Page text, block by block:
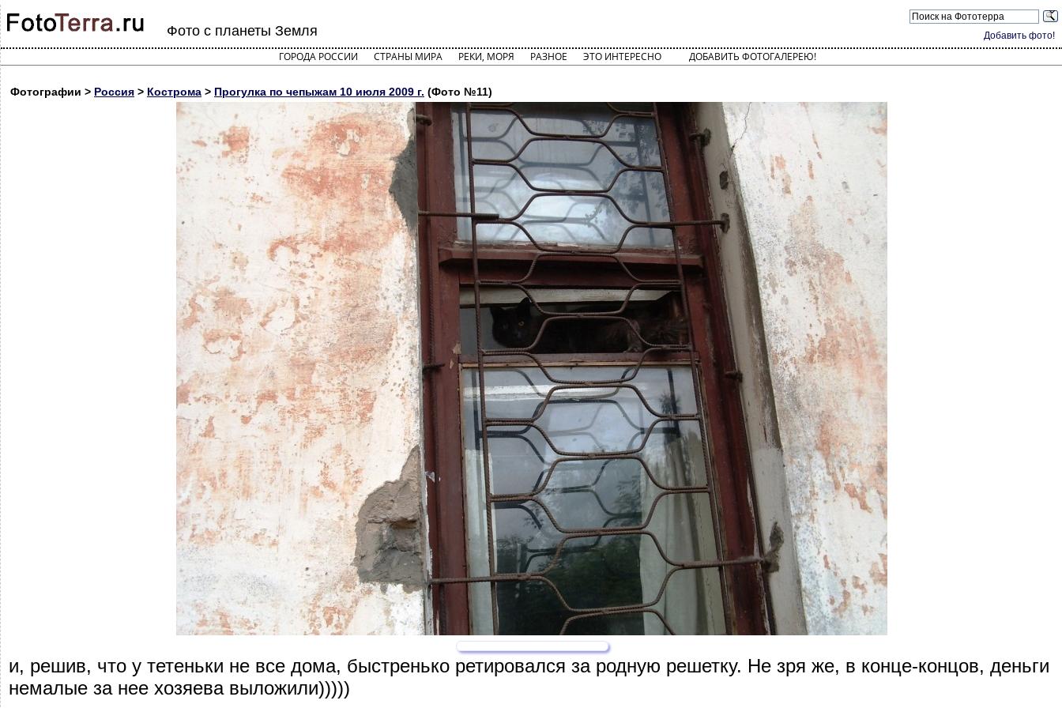
Добавить фото!
Фото с планеты Земля
ГОРОДА РОССИИ СТРАНЫ МИРА РЕКИ, МОРЯ РАЗНОЕ ЭТО ИНТЕРЕСНО ДОБАВИТЬ ФОТОГАЛЕРЕЮ!
Фотографии > Россия > Кострома > Прогулка по чепыжам 10 июля 2009 г. (Фото №11)
и, решив, что у тетеньки не все дома, быстренько ретировался за родную решетку. Не зря же, в конце-концов, деньги
немалые за нее хозяева выложили)))))